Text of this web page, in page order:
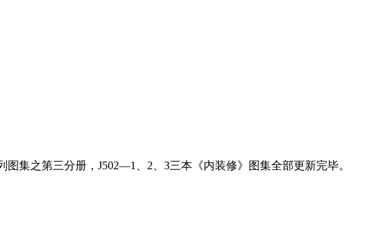
集之第三分册，J502—1、2、3三本《内装修》图集全部更新完毕。